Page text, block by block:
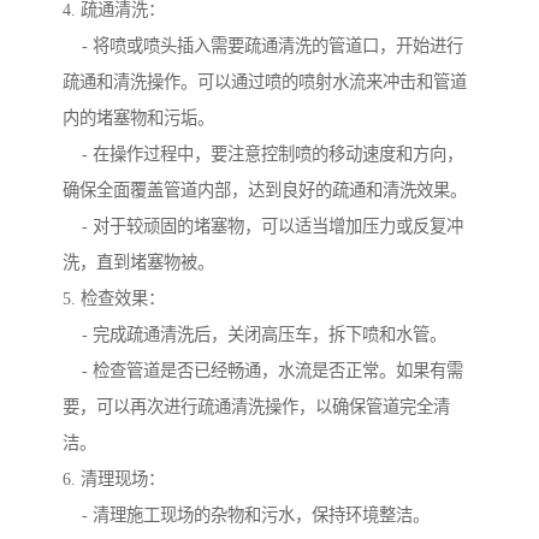
4. 疏通清洗：
- 将喷或喷头插入需要疏通清洗的管道口，开始进行
疏通和清洗操作。可以通过喷的喷射水流来冲击和管道
内的堵塞物和污垢。
- 在操作过程中，要注意控制喷的移动速度和方向，
确保全面覆盖管道内部，达到良好的疏通和清洗效果。
- 对于较顽固的堵塞物，可以适当增加压力或反复冲
洗，直到堵塞物被。
5. 检查效果：
- 完成疏通清洗后，关闭高压车，拆下喷和水管。
- 检查管道是否已经畅通，水流是否正常。如果有需
要，可以再次进行疏通清洗操作，以确保管道完全清
洁。
6. 清理现场：
- 清理施工现场的杂物和污水，保持环境整洁。